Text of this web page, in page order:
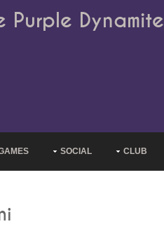
Dynamite
SOCIAL CLUB